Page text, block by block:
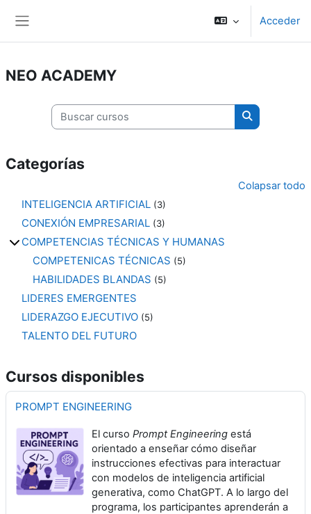
Acceder
NEO ACADEMY
Buscar cursos
Buscar
Categorías
Colapsar todo
INTELIGENCIA ARTIFICIAL (3)
CONEXIÓN EMPRESARIAL (3)
COMPETENCIAS TÉCNICAS Y HUMANAS
COMPETENICAS TÉCNICAS (5)
HABILIDADES BLANDAS (5)
LIDERES EMERGENTES
LIDERAZGO EJECUTIVO (5)
TALENTO DEL FUTURO
Cursos disponibles
PROMPT ENGINEERING
El curso Prompt Engineering está
orientado a enseñar cómo diseñar
instrucciones efectivas para interactuar
con modelos de inteligencia artificial
generativa, como ChatGPT. A lo largo del
programa, los participantes aprenderán a